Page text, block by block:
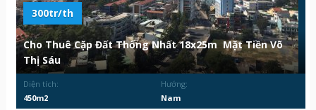
300tr/th
Cho Thuê Cặp Đất Thống Nhất 18x25m Mặt Tiền Võ
Thị Sáu
Diện tích:
450m2
Hướng:
Nam